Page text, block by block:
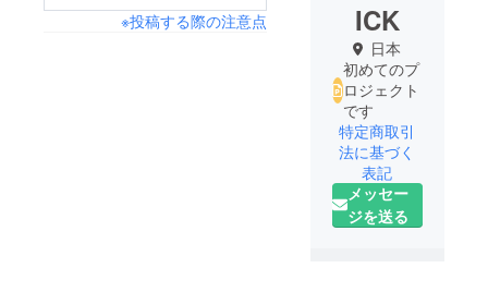
※投稿する際の注意点
ICK
日本
初めてのプ
ロジェクト
です
特定商取引
法に基づく
表記
メッセー
ジを送る